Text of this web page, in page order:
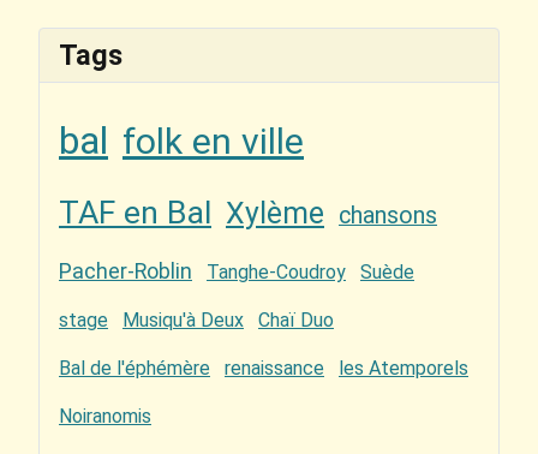
Tags
bal folk en ville
TAF en Bal Xylème chansons
Pacher-Roblin Tanghe-Coudroy Suède
stage Musiqu'à Deux Chaï Duo
Bal de l'éphémère renaissance les Atemporels
Noiranomis